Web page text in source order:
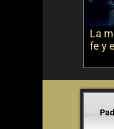
La
fe y